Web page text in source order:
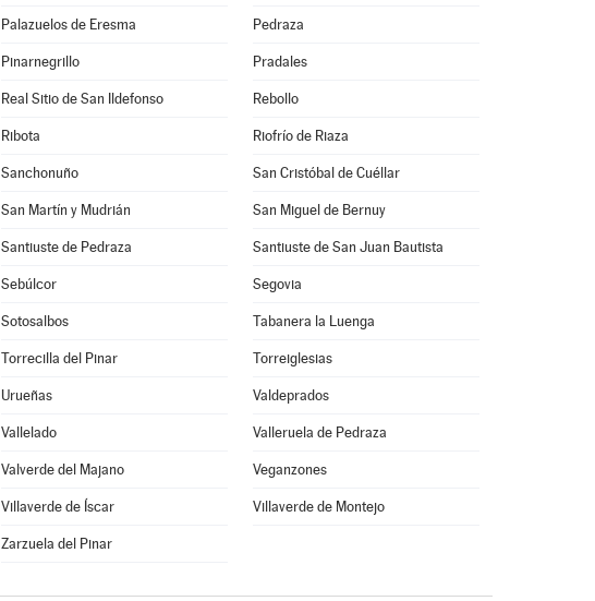
Palazuelos de Eresma Pedraza
Pinarnegrillo Pradales
Real Sitio de San Ildefonso Rebollo
Ribota Riofrío de Riaza
Sanchonuño San Cristóbal de Cuéllar
San Martín y Mudrián San Miguel de Bernuy
Santiuste de Pedraza Santiuste de San Juan Bautista
Sebúlcor Segovia
Sotosalbos Tabanera la Luenga
Torrecilla del Pinar Torreiglesias
Urueñas Valdeprados
Vallelado Valleruela de Pedraza
Valverde del Majano Veganzones
Villaverde de Íscar Villaverde de Montejo
Zarzuela del Pinar